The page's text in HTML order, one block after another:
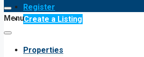
Register
Create a Listing
Menu
Properties